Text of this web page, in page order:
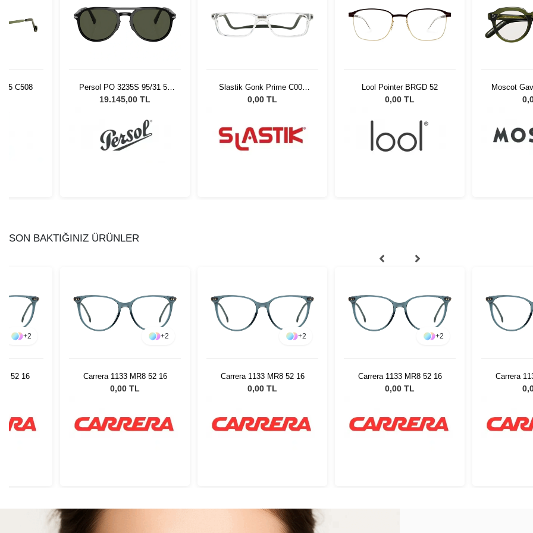
C508
Persol PO 3235S 95/31 55
Unisex Güneş Gözlüğü
19.145,00 TL
Slastik Gonk Prime C006
Opt
0,00 TL
Lool Pointer BRGD 52
0,00 TL
Moscot
45
SON BAKTIĞINIZ ÜRÜNLER
+2
52 16
+2
Carrera 1133 MR8 52 16
0,00 TL
+2
Carrera 1133 MR8 52 16
0,00 TL
+2
Carrera 1133 MR8 52 16
0,00 TL
Carrera